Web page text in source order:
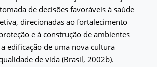
de decisões favoráveis à saúde
direcionadas ao fortalecimento
e à construção de ambientes
edificação de uma nova cultura
de vida (Brasil, 2002b).